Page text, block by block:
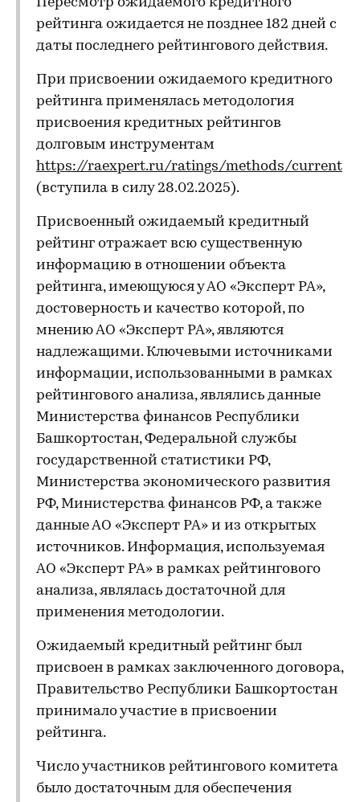
рейтинга ожидается не позднее 182 дней с
даты последнего рейтингового действия.
При присвоении ожидаемого кредитного
рейтинга применялась методология
присвоения кредитных рейтингов
долговым инструментам
https://raexpert.ru/ratings/methods/current
(вступила в силу 28.02.2025).
Присвоенный ожидаемый кредитный
рейтинг отражает всю существенную
информацию в отношении объекта
рейтинга, имеющуюся у АО «Эксперт РА»,
достоверность и качество которой, по
мнению АО «Эксперт РА», являются
надлежащими. Ключевыми источниками
информации, использованными в рамках
рейтингового анализа, являлись данные
Министерства финансов Республики
Башкортостан, Федеральной службы
государственной статистики РФ,
Министерства экономического развития
РФ, Министерства финансов РФ, а также
данные АО «Эксперт РА» и из открытых
источников. Информация, используемая
АО «Эксперт РА» в рамках рейтингового
анализа, являлась достаточной для
применения методологии.
Ожидаемый кредитный рейтинг был
присвоен в рамках заключенного договора,
Правительство Республики Башкортостан
принимало участие в присвоении
рейтинга.
Число участников рейтингового комитета
было достаточным для обеспечения